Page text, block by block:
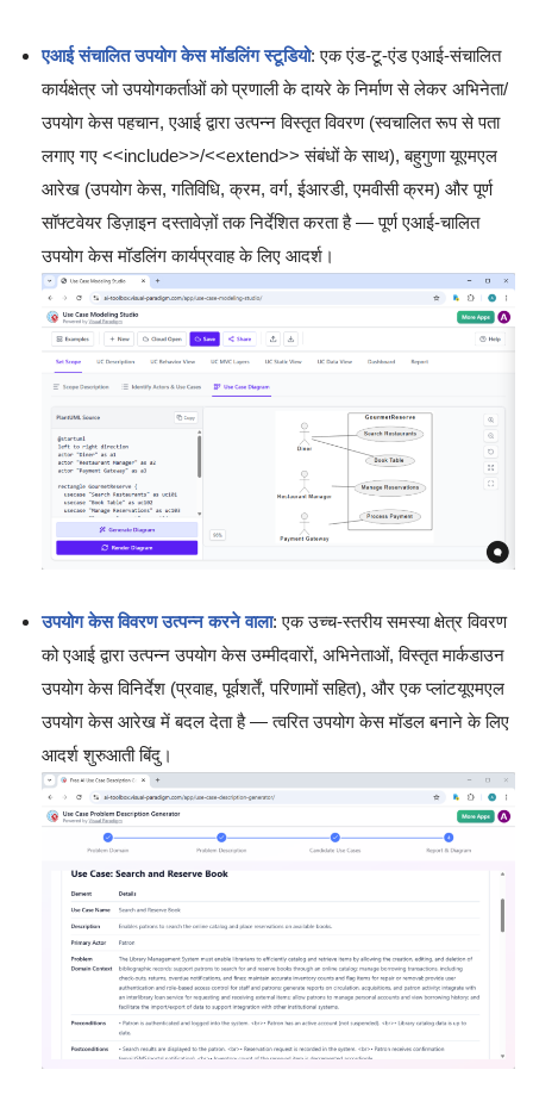
एआई संचालित उपयोग केस मॉडलिंग स्टूडियो: एक एंड-टू-एंड एआई-संचालित
कार्यक्षेत्र जो उपयोगकर्ताओं को प्रणाली के दायरे के निर्माण से लेकर अभिनेता/
उपयोग केस पहचान, एआई द्वारा उत्पन्न विस्तृत विवरण (स्वचालित रूप से पता
लगाए गए <<include>>/<<extend>> संबंधों के साथ), बहुगुणा यूएमएल
आरेख (उपयोग केस, गतिविधि, क्रम, वर्ग, ईआरडी, एमवीसी क्रम) और पूर्ण
सॉफ्टवेयर डिज़ाइन दस्तावेज़ों तक निर्देशित करता है — पूर्ण एआई-चालित
उपयोग केस मॉडलिंग कार्यप्रवाह के लिए आदर्श।
उपयोग केस विवरण उत्पन्न करने वाला: एक उच्च-स्तरीय समस्या क्षेत्र विवरण
को एआई द्वारा उत्पन्न उपयोग केस उम्मीदवारों, अभिनेताओं, विस्तृत मार्कडाउन
उपयोग केस विनिर्देश (प्रवाह, पूर्वशर्तें, परिणामों सहित), और एक प्लांटयूएमएल
उपयोग केस आरेख में बदल देता है — त्वरित उपयोग केस मॉडल बनाने के लिए
आदर्श शुरुआती बिंदु।